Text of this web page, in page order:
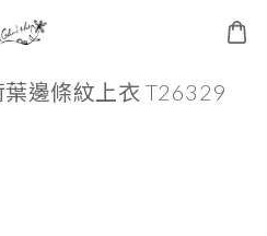
邊條紋上衣 T26329